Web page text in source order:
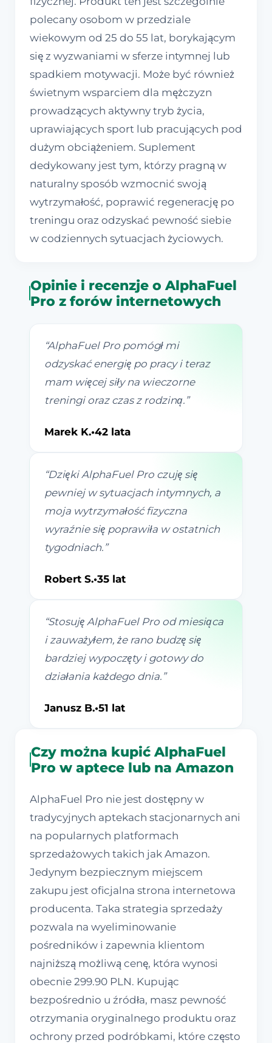
polecany osobom w przedziale
wiekowym od 25 do 55 lat, borykającym
się z wyzwaniami w sferze intymnej lub
spadkiem motywacji. Może być również
świetnym wsparciem dla mężczyzn
prowadzących aktywny tryb życia,
uprawiających sport lub pracujących pod
dużym obciążeniem. Suplement
dedykowany jest tym, którzy pragną w
naturalny sposób wzmocnić swoją
wytrzymałość, poprawić regenerację po
treningu oraz odzyskać pewność siebie
w codziennych sytuacjach życiowych.
Opinie i recenzje o AlphaFuel
Pro z forów internetowych
“AlphaFuel Pro pomógł mi
odzyskać energię po pracy i teraz
mam więcej siły na wieczorne
treningi oraz czas z rodziną. ”
Marek K.•42 lata
“Dzięki AlphaFuel Pro czuję się
pewniej w sytuacjach intymnych, a
moja wytrzymałość fizyczna
wyraźnie się poprawiła w ostatnich
tygodniach. ”
Robert S.•35 lat
“Stosuję AlphaFuel Pro od miesiąca
i zauważyłem, że rano budzę się
bardziej wypoczęty i gotowy do
działania każdego dnia. ”
Janusz B.•51 lat
Czy można kupić AlphaFuel
Pro w aptece lub na Amazon
AlphaFuel Pro nie jest dostępny w
tradycyjnych aptekach stacjonarnych ani
na popularnych platformach
sprzedażowych takich jak Amazon.
Jedynym bezpiecznym miejscem
zakupu jest oficjalna strona internetowa
producenta. Taka strategia sprzedaży
pozwala na wyeliminowanie
pośredników i zapewnia klientom
najniższą możliwą cenę, która wynosi
obecnie 299.90 PLN. Kupując
bezpośrednio u źródła, masz pewność
otrzymania oryginalnego produktu oraz
ochrony przed podróbkami, które często